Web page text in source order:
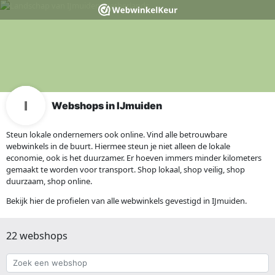
Webshops in IJmuiden
Steun lokale ondernemers ook online. Vind alle betrouwbare
webwinkels in de buurt. Hiermee steun je niet alleen de lokale
economie, ook is het duurzamer. Er hoeven immers minder kilometers
gemaakt te worden voor transport. Shop lokaal, shop veilig, shop
duurzaam, shop online.
Bekijk hier de profielen van alle webwinkels gevestigd in IJmuiden.
22 webshops
Zoek
een